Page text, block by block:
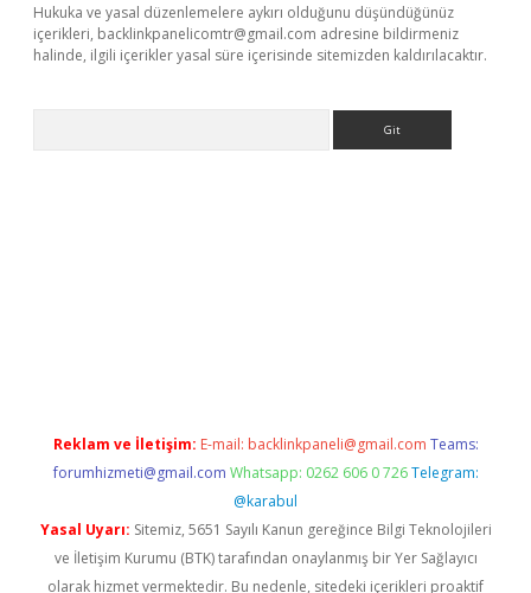
Hukuka ve yasal düzenlemelere aykırı olduğunu düşündüğünüz
içerikleri, backlinkpanelicomtr@gmail.com adresine bildirmeniz
halinde, ilgili içerikler yasal süre içerisinde sitemizden kaldırılacaktır.
Reklam ve İletişim: E-mail: backlinkpaneli@gmail.com Teams:
forumhizmeti@gmail.com Whatsapp: 0262 606 0 726 Telegram:
@karabul
Yasal Uyarı: Sitemiz, 5651 Sayılı Kanun gereğince Bilgi Teknolojileri
ve İletişim Kurumu (BTK) tarafından onaylanmış bir Yer Sağlayıcı
olarak hizmet vermektedir. Bu nedenle, sitedeki içerikleri proaktif